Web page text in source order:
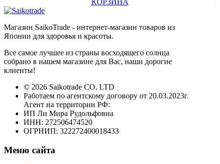
КОРЗИНА
Магазин SaikoTrade - интернет-магазин товаров из
Японии для здоровья и красоты.
Все самое лучшее из страны восходящего солнца
собрано в нашем магазине для Вас, наши дорогие
клиенты!
© 2026 Saikotrade CO, LTD
Работаем по агентскому договору от 20.03.2023г.
Агент на территории РФ:
ИП Ли Мира Рудольфовна
ИНН: 272506474520
ОГРНИП: 322272400018433
Меню сайта